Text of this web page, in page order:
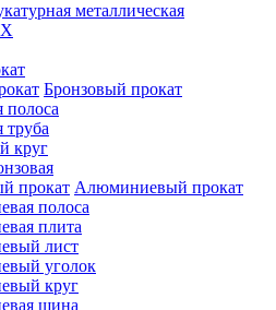
металлическая
Бронзовый прокат
полоса
труба
круг
Алюминиевый прокат
полоса
плита
лист
уголок
круг
шина